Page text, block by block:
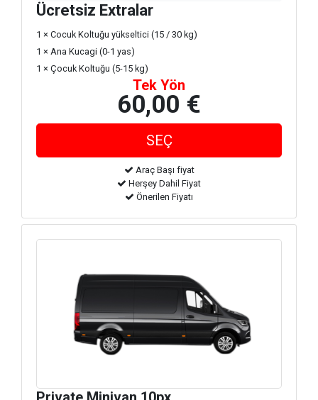
Ücretsiz Extralar
1 × Cocuk Koltuğu yükseltici (15 / 30 kg)
1 × Ana Kucagi (0-1 yas)
1 × Çocuk Koltuğu (5-15 kg)
Tek Yön
60,00 €
Araç Başı fiyat
Herşey Dahil Fiyat
Önerilen Fiyatı